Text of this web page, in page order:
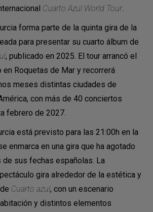
Cuarto Azul World Tour.
forma parte de la quinta gira de la
para presentar su cuarto álbum de
, publicado en 2025. El tour arrancó el
en Roquetas de Mar y recorrerá
meses distintas ciudades de
con más de 40 conciertos
febrero de 2027.
está previsto para las 21:00h en la
enmarca en una gira que ha agotado
de sus fechas españolas. La
gira alrededor de la estética y
Cuarto azul, con un escenario
y distintos elementos